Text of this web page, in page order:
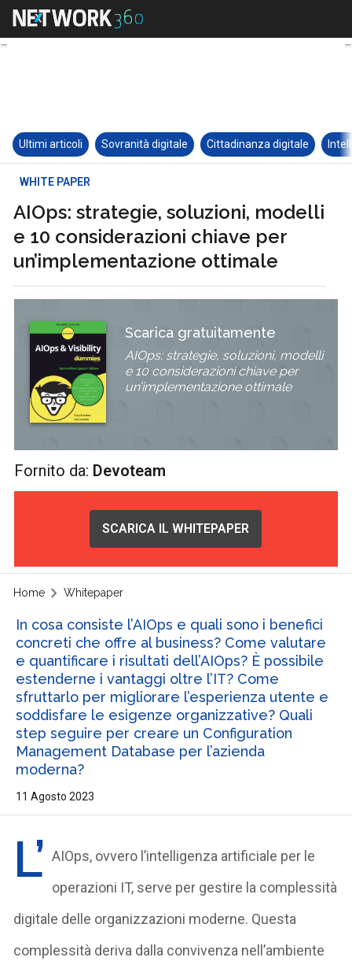
Ultimi articoli Sovranità digitale Cittadinanza digitale
WHITE PAPER
AIOps: strategie, soluzioni, modelli
e 10 considerazioni chiave per
un’implementazione ottimale
Scarica gratuitamente
AIOps: strategie, soluzioni, modelli
e 10 considerazioni chiave per
un’implementazione ottimale
Fornito da: Devoteam
SCARICA IL WHITEPAPER
Home Whitepaper
In cosa consiste l’AIOps e quali sono i benefici
concreti che offre al business? Come valutare
e quantificare i risultati dell’AIOps? È possibile
estenderne i vantaggi oltre l’IT? Come
sfruttarlo per migliorare l’esperienza utente e
soddisfare le esigenze organizzative? Quali
step seguire per creare un Configuration
Management Database per l’azienda
moderna?
11 Agosto 2023
L’ AIOps, ovvero l’intelligenza artificiale per le
operazioni IT, serve per gestire la complessità
digitale delle organizzazioni moderne. Questa
complessità deriva dalla convivenza nell’ambiente